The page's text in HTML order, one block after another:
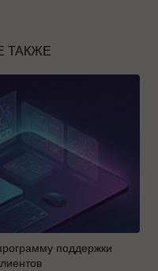
ТАКЖЕ
поддержки